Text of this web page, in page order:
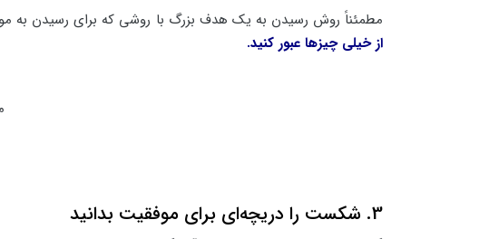
مطمئناً روش رسیدن به یک هدف بزرگ با روشی که برای رسیدن
از خیلی چیزها عبور کنید.
3. شکست را دریچه‌ای برای موفقیت بدانید